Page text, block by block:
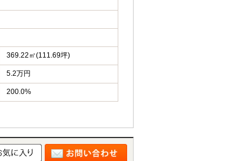
369.22㎡(111.69坪)
5.2万円
200.0%